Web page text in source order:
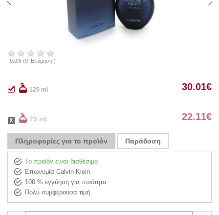
0.0/5 (0 Εκτίμηση )
125 ml 30.01€
75 ml 22.11€
Πληροφορίες για το προϊόν Παράδοση
Το προϊόν είναι διαθέσιμο
Επωνυμία Calvin Klein
100 % εγγύηση για ποιότητα
Πολύ συμφέρουσα τιμή